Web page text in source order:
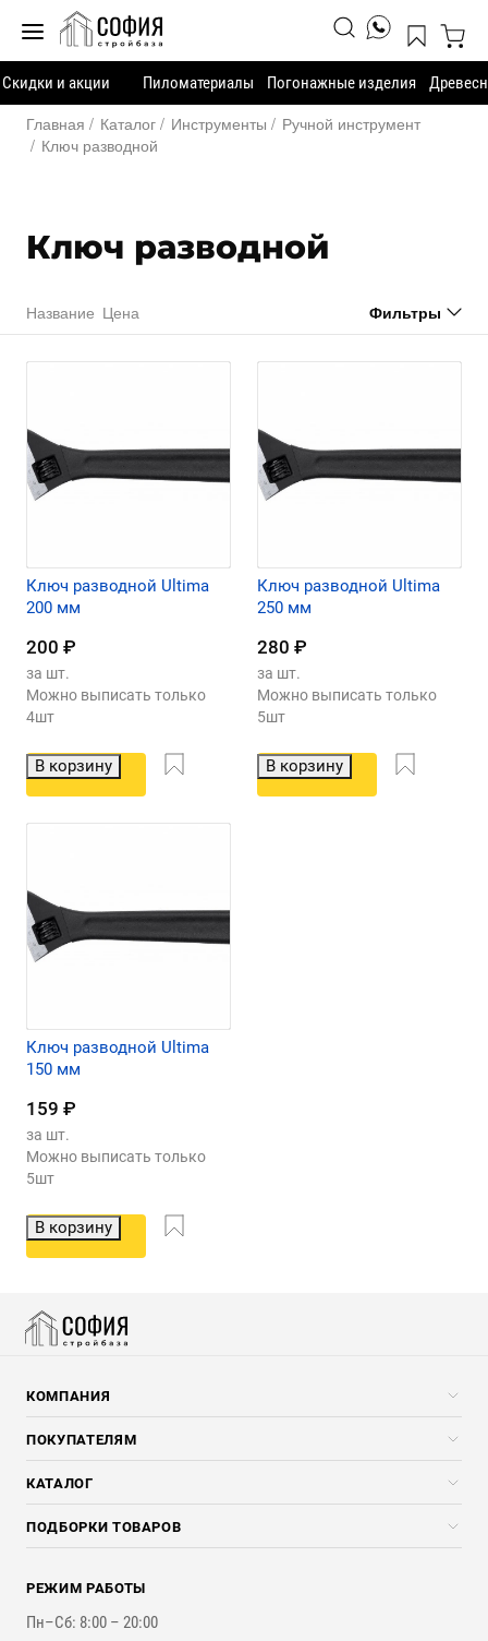
Скидки и акции Пиломатериалы Погонажные изделия
Главная Каталог Инструменты
Ручной инструмент
Ключ разводной
Ключ разводной
Название Цена Фильтры
Ключ разводной Ultima
200 мм
200 ₽
за шт.
Можно выписать только
4шт
В корзину
Ключ разводной Ultima
250 мм
280 ₽
за шт.
Можно выписать только
5шт
В корзину
Ключ разводной Ultima
150 мм
159 ₽
за шт.
Можно выписать только
5шт
В корзину
КОМПАНИЯ
Компания
Услуги
ПОКУПАТЕЛЯМ
Скидки стройкомпаниям
Доставка и разгрузка
Оплата и Возврат
Наши работы
КАТАЛОГ
Погонажные изделия
Брикеты, Дрова, Стружка
Стройматериалы
Инструменты
ПОДБОРКИ ТОВАРОВ
Для бутерброда стены
Для наружной отделки
РЕЖИМ РАБОТЫ
Пн–Сб: 8:00 – 20:00